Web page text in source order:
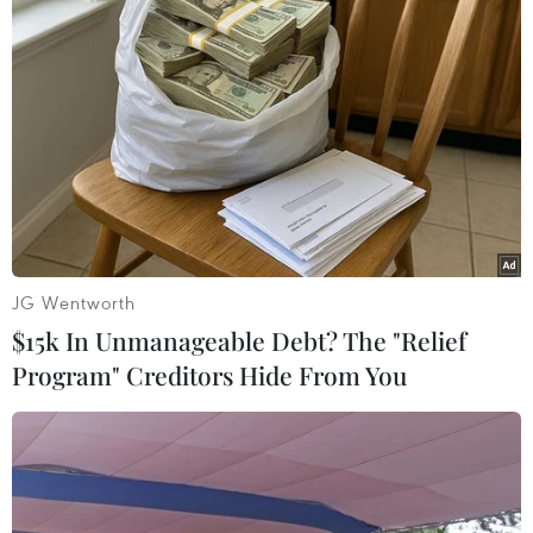
Nhìn lại thảm họa ở Nhật Bản qua
ảnh đoạt giải
10/03/2012 13:50
Thủ tướng Noda cam kết xây “nước
Nhật Bản mới”
10/03/2012 13:48
Cuộc sống mới của “những chú lính
chì" Việt ở Nhật
10/03/2012 11:55
JG Wentworth
$15k In Unmanageable Debt? The "Relief
Program" Creditors Hide From You